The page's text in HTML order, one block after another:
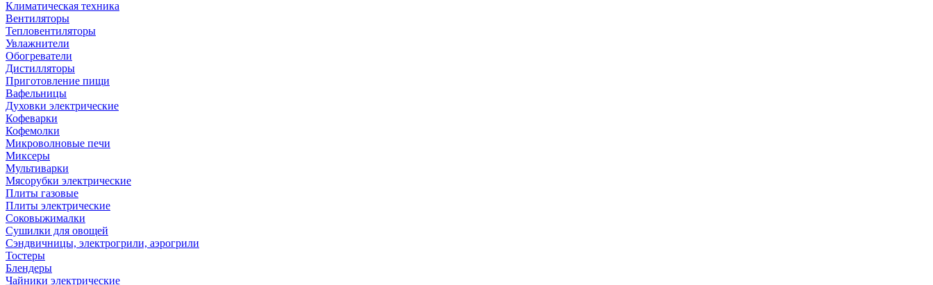
Климатическая техника
Вентиляторы
Тепловентиляторы
Увлажнители
Обогреватели
Дистилляторы
Приготовление пищи
Вафельницы
Духовки электрические
Кофеварки
Кофемолки
Микроволновые печи
Миксеры
Мультиварки
Мясорубки электрические
Плиты газовые
Плиты электрические
Соковыжималки
Сушилки для овощей
Сэндвичницы, электрогрили, аэрогрили
Тостеры
Блендеры
Чайники электрические